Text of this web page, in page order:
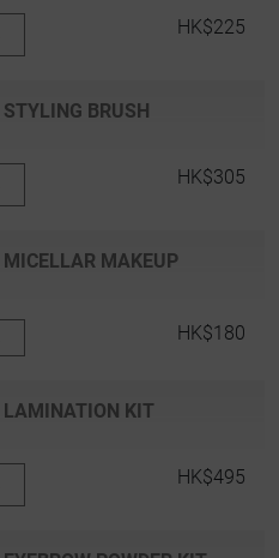
HK$225
STYLING BRUSH
HK$305
MICELLAR MAKEUP
HK$180
LAMINATION KIT
HK$495